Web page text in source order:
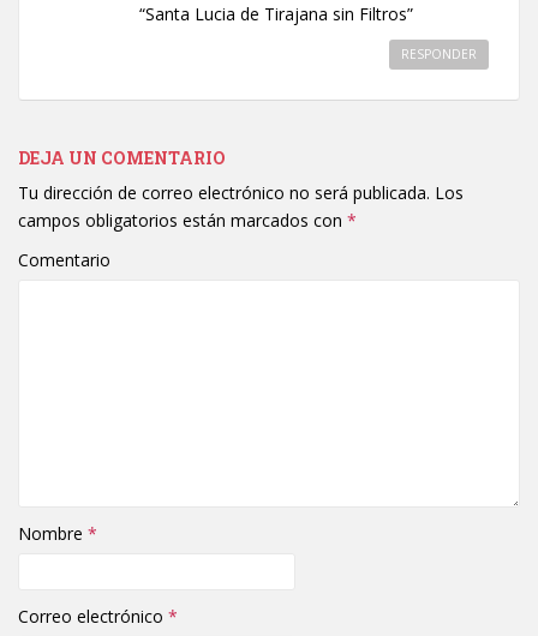
“Santa Lucia de Tirajana sin Filtros”
RESPONDER
DEJA UN COMENTARIO
Tu dirección de correo electrónico no será publicada. Los
campos obligatorios están marcados con *
Comentario
Nombre *
Correo electrónico *